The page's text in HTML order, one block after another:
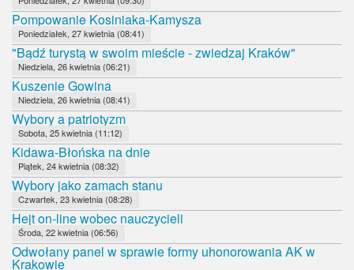
Pompowanie Kosiniaka-Kamysza
Poniedziałek, 27 kwietnia (08:41)
"Bądź turystą w swoim mieście - zwiedzaj Kraków"
Niedziela, 26 kwietnia (06:21)
Kuszenie Gowina
Niedziela, 26 kwietnia (08:41)
Wybory a patriotyzm
Sobota, 25 kwietnia (11:12)
Kidawa-Błońska na dnie
Piątek, 24 kwietnia (08:32)
Wybory jako zamach stanu
Czwartek, 23 kwietnia (08:28)
Hejt on-line wobec nauczycieli
Środa, 22 kwietnia (06:56)
Odwołany panel w sprawie formy uhonorowania AK w
Krakowie